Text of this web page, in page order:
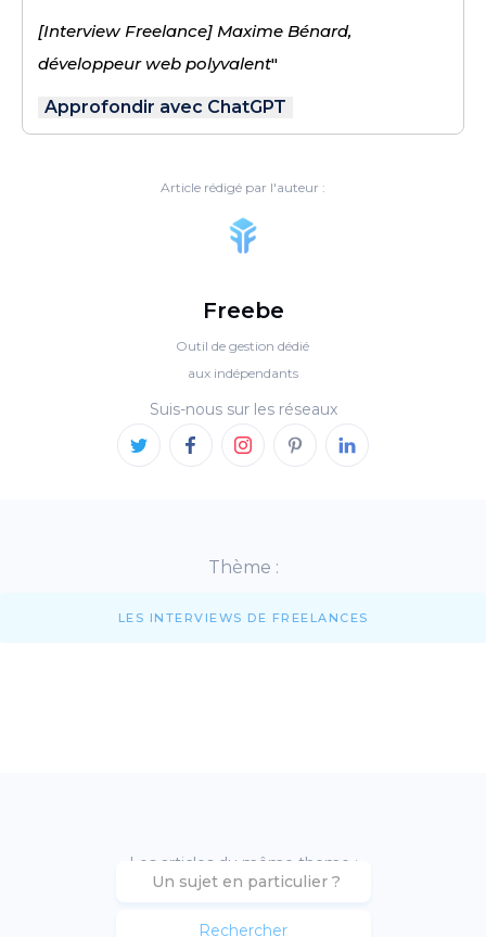
[Interview Freelance] Maxime Bénard,
développeur web polyvalent"
Approfondir avec ChatGPT
Article rédigé par l'auteur :
Freebe
Outil de gestion dédié
aux indépendants
Suis-nous sur les réseaux
Thème :
LES INTERVIEWS DE FREELANCES
Les articles du même theme :